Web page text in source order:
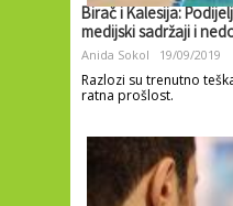
Birač i Kalesija:
medijski sadržaji i
Anida Sokol 19/09/2019
Razlozi su trenutno
ratna prošlost.